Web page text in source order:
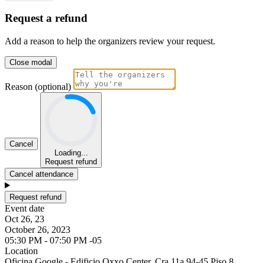
Request a refund
Add a reason to help the organizers review your request.
Close modal
Reason (optional)
Cancel
Loading...
Request refund
Cancel attendance
Request refund
Event date
Oct 26, 23
October 26, 2023
05:30 PM - 07:50 PM -05
Location